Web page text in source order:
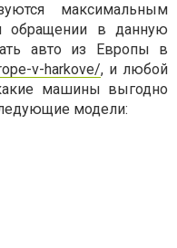
максимальным
обращении в данную
авто из Европы в
v-harkove/, и любой
машины выгодно
модели: